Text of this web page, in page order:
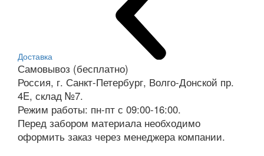
Доставка
Самовывоз (бесплатно)
Россия, г. Санкт-Петербург, Волго-Донской пр.
4E, склад №7.
Режим работы: пн-пт с 09:00-16:00.
Перед забором материала необходимо
оформить заказ через менеджера компании.